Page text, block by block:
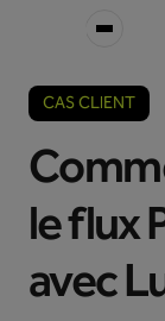
CAS CLIENT
le flux
avec